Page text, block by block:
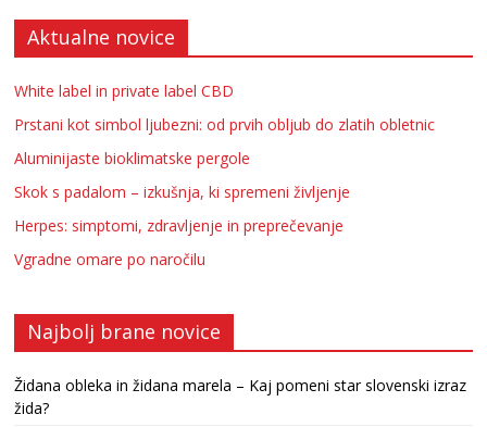
Aktualne novice
White label in private label CBD
Prstani kot simbol ljubezni: od prvih obljub do zlatih obletnic
Aluminijaste bioklimatske pergole
Skok s padalom – izkušnja, ki spremeni življenje
Herpes: simptomi, zdravljenje in preprečevanje
Vgradne omare po naročilu
Najbolj brane novice
Židana obleka in židana marela – Kaj pomeni star slovenski izraz
žida?